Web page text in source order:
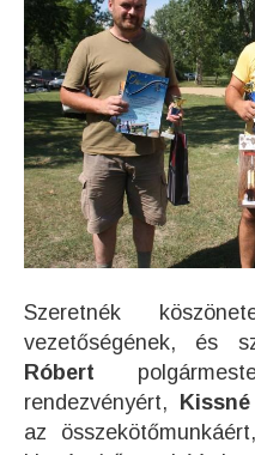
Szeretnék
vezetőségének, és
Róbert
rendezvényért,
az